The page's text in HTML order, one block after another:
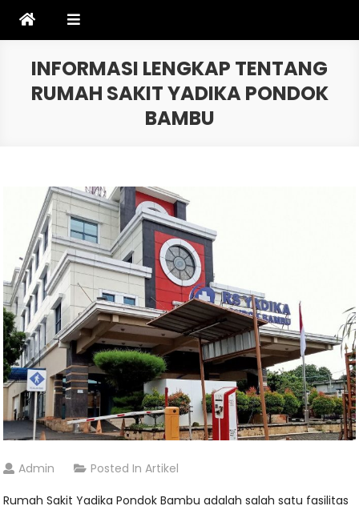
INFORMASI LENGKAP TENTANG
RUMAH SAKIT YADIKA PONDOK
BAMBU
Admin Posted InArtikel
Rumah Sakit Yadika Pondok Bambu adalah salah satu fasilitas